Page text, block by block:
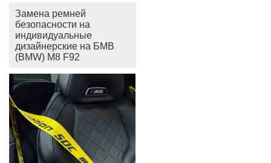
Замена ремней
безопасности на
индивидуальные
дизайнерские на БМВ
(BMW) M8 F92